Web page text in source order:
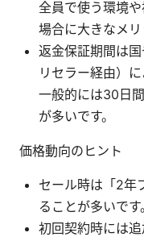
全員で使う環境
場合に大きなメリ
返金保証期間は国
リセラー経由）
一般的には30日
が多いです。
価格動向のヒント
セール時は「2年
ることが多いです。
初回契約時には